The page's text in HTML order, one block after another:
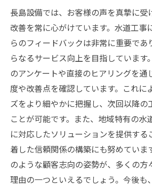
長島設備では、お客様の声を真摯に受
改善を常に心がけています。水道工事
らのフィードバックは非常に重要であ
らなるサービス向上を目指しています
のアンケートや直接のヒアリングを通
度や改善点を確認しています。これに
ズをより細やかに把握し、次回以降の
ことが可能です。また、地域特有の水
に対応したソリューションを提供する
着した信頼関係の構築にも努めていま
のような顧客志向の姿勢が、多くの方
理由の一つといえるでしょう。今後も